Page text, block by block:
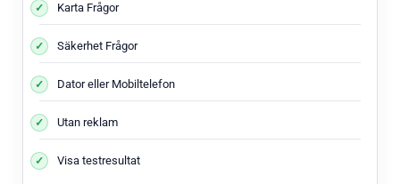
Karta Frågor
Säkerhet Frågor
Dator eller Mobiltelefon
Utan reklam
Visa testresultat